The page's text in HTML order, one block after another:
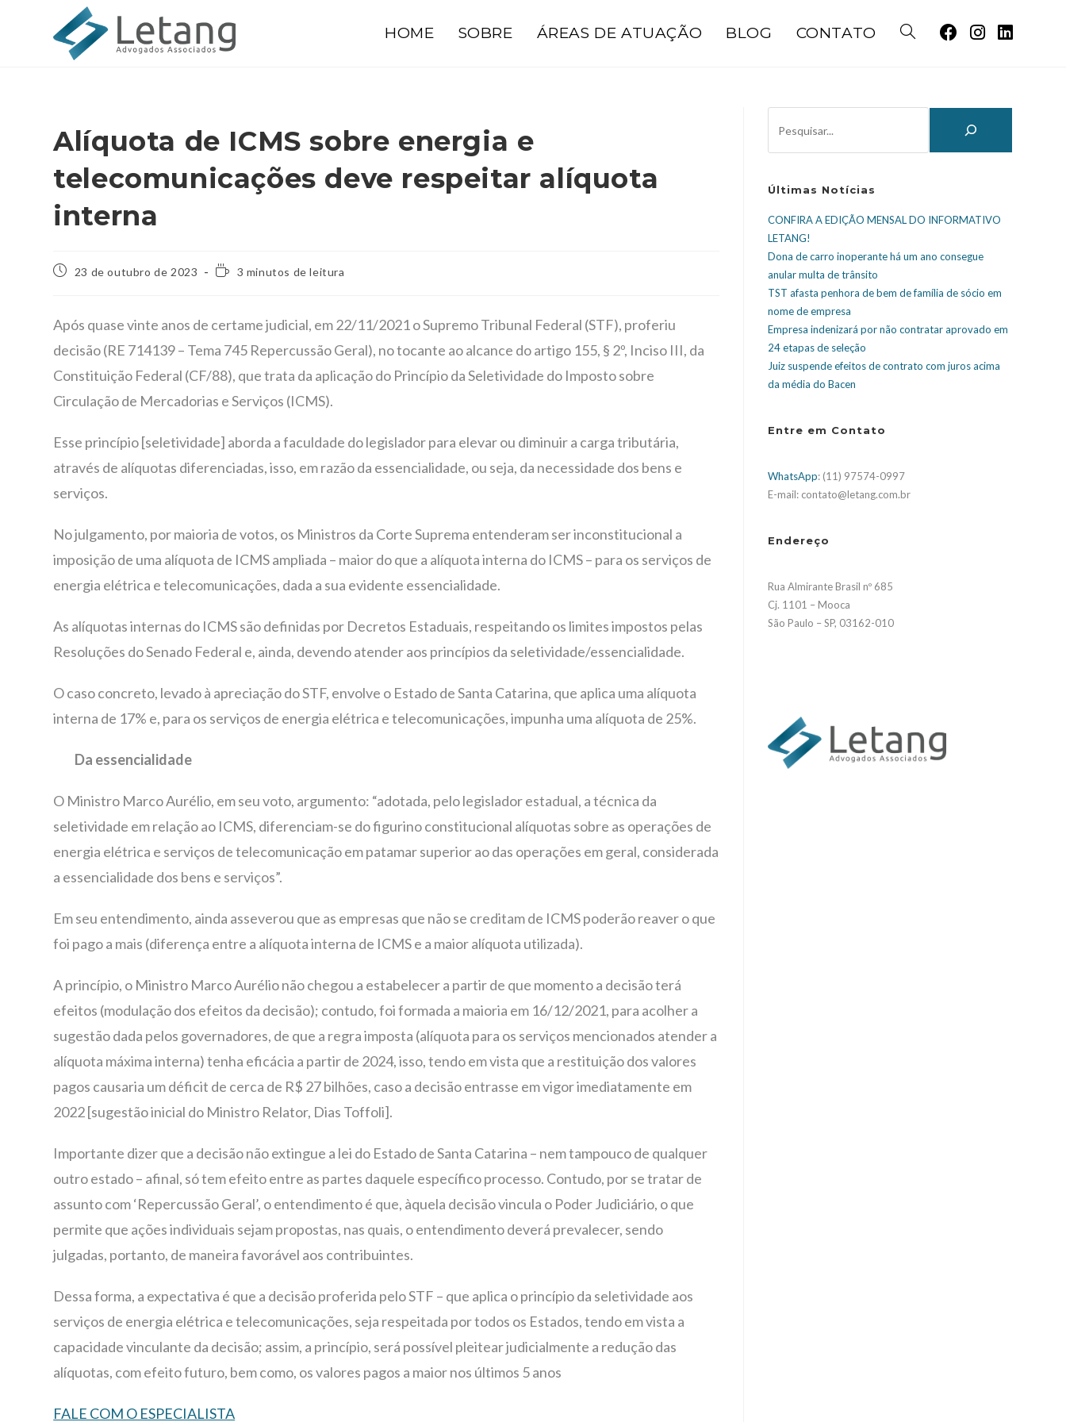
HOME SOBRE ÁREAS DE ATUAÇÃO BLOG CONTATO
Alíquota de ICMS sobre energia e
telecomunicações deve respeitar alíquota
interna
23 de outubro de 2023 3 minutos de leitura
Após quase vinte anos de certame judicial, em 22/11/2021 o Supremo Tribunal Federal (STF), proferiu
decisão (RE 714139 – Tema 745 Repercussão Geral), no tocante ao alcance do artigo 155, § 2º, Inciso III, da
Constituição Federal (CF/88), que trata da aplicação do Princípio da Seletividade do Imposto sobre
Circulação de Mercadorias e Serviços (ICMS).
Esse princípio [seletividade] aborda a faculdade do legislador para elevar ou diminuir a carga tributária,
através de alíquotas diferenciadas, isso, em razão da essencialidade, ou seja, da necessidade dos bens e
serviços.
No julgamento, por maioria de votos, os Ministros da Corte Suprema entenderam ser inconstitucional a
imposição de uma alíquota de ICMS ampliada – maior do que a alíquota interna do ICMS – para os serviços de
energia elétrica e telecomunicações, dada a sua evidente essencialidade.
As alíquotas internas do ICMS são definidas por Decretos Estaduais, respeitando os limites impostos pelas
Resoluções do Senado Federal e, ainda, devendo atender aos princípios da seletividade/essencialidade.
O caso concreto, levado à apreciação do STF, envolve o Estado de Santa Catarina, que aplica uma alíquota
interna de 17% e, para os serviços de energia elétrica e telecomunicações, impunha uma alíquota de 25%.
Da essencialidade
O Ministro Marco Aurélio, em seu voto, argumento: “adotada, pelo legislador estadual, a técnica da
seletividade em relação ao ICMS, diferenciam-se do figurino constitucional alíquotas sobre as operações de
energia elétrica e serviços de telecomunicação em patamar superior ao das operações em geral, considerada
a essencialidade dos bens e serviços”.
Em seu entendimento, ainda asseverou que as empresas que não se creditam de ICMS poderão reaver o que
foi pago a mais (diferença entre a alíquota interna de ICMS e a maior alíquota utilizada).
A princípio, o Ministro Marco Aurélio não chegou a estabelecer a partir de que momento a decisão terá
efeitos (modulação dos efeitos da decisão); contudo, foi formada a maioria em 16/12/2021, para acolher a
sugestão dada pelos governadores, de que a regra imposta (alíquota para os serviços mencionados atender a
alíquota máxima interna) tenha eficácia a partir de 2024, isso, tendo em vista que a restituição dos valores
pagos causaria um déficit de cerca de R$ 27 bilhões, caso a decisão entrasse em vigor imediatamente em
2022 [sugestão inicial do Ministro Relator, Dias Toffoli].
Importante dizer que a decisão não extingue a lei do Estado de Santa Catarina – nem tampouco de qualquer
outro estado – afinal, só tem efeito entre as partes daquele específico processo. Contudo, por se tratar de
assunto com ‘Repercussão Geral’, o entendimento é que, àquela decisão vincula o Poder Judiciário, o que
permite que ações individuais sejam propostas, nas quais, o entendimento deverá prevalecer, sendo
julgadas, portanto, de maneira favorável aos contribuintes.
Dessa forma, a expectativa é que a decisão proferida pelo STF – que aplica o princípio da seletividade aos
serviços de energia elétrica e telecomunicações, seja respeitada por todos os Estados, tendo em vista a
capacidade vinculante da decisão; assim, a princípio, será possível pleitear judicialmente a redução das
alíquotas, com efeito futuro, bem como, os valores pagos a maior nos últimos 5 anos
FALE COM O ESPECIALISTA
Últimas Notícias
CONFIRA A EDIÇÃO MENSAL DO INFORMATIVO
LETANG!
Dona de carro inoperante há um ano consegue
anular multa de trânsito
TST afasta penhora de bem de família de sócio em
nome de empresa
Empresa indenizará por não contratar aprovado em
24 etapas de seleção
Juiz suspende efeitos de contrato com juros acima
da média do Bacen
Entre em Contato
WhatsApp: (11) 97574-0997
E-mail: contato@letang.com.br
Endereço
Rua Almirante Brasil nº 685
Cj. 1101 – Mooca
São Paulo – SP, 03162-010